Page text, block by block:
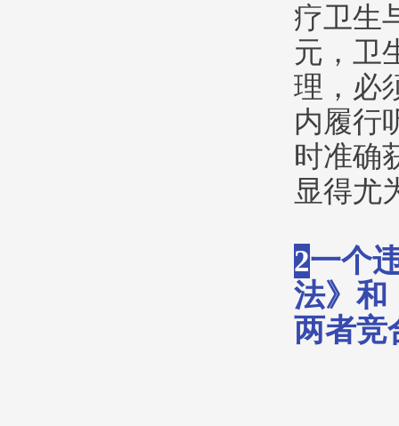
疗卫生
元，卫
理，必
内履行
时准确
显得尤
2一个
法》和
两者竞